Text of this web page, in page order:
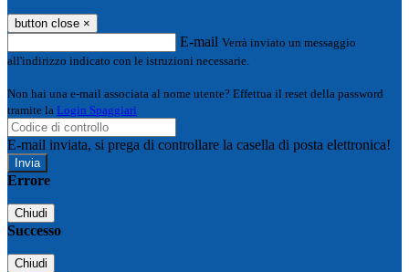
button close ×
E-mail Verrà inviato un messaggio
all'indirizzo indicato con le istruzioni necessarie.
Non hai una e-mail associata al nome utente? Effettua il reset della password
tramite la Login Spaggiari
E-mail inviata, si prega di controllare la casella di posta elettronica!
Errore
Chiudi
Successo
Chiudi